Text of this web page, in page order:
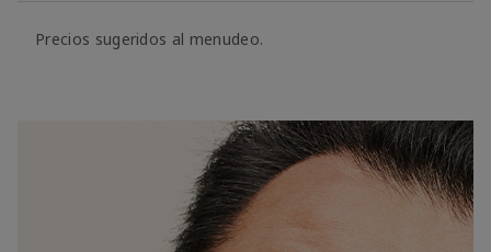
Precios sugeridos al menudeo.